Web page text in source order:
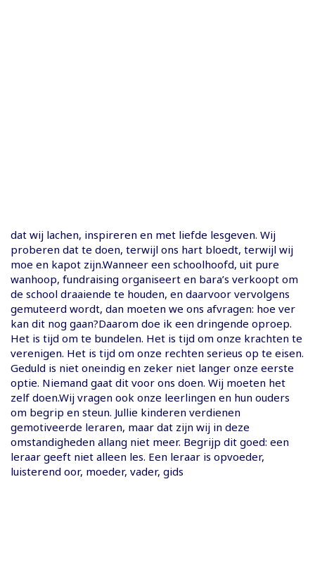
dat wij lachen, inspireren en met liefde lesgeven. Wij
proberen dat te doen, terwijl ons hart bloedt, terwijl wij
moe en kapot zijn.Wanneer een schoolhoofd, uit pure
wanhoop, fundraising organiseert en bara’s verkoopt om
de school draaiende te houden, en daarvoor vervolgens
gemuteerd wordt, dan moeten we ons afvragen: hoe ver
kan dit nog gaan?Daarom doe ik een dringende oproep.
Het is tijd om te bundelen. Het is tijd om onze krachten te
verenigen. Het is tijd om onze rechten serieus op te eisen.
Geduld is niet oneindig en zeker niet langer onze eerste
optie. Niemand gaat dit voor ons doen. Wij moeten het
zelf doen.Wij vragen ook onze leerlingen en hun ouders
om begrip en steun. Jullie kinderen verdienen
gemotiveerde leraren, maar dat zijn wij in deze
omstandigheden allang niet meer. Begrijp dit goed: een
leraar geeft niet alleen les. Een leraar is opvoeder,
luisterend oor, moeder, vader, gids